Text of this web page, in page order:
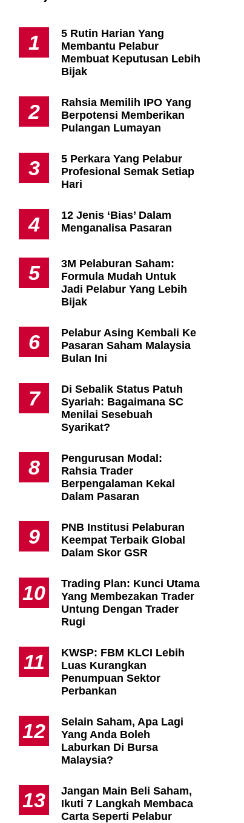
1
5 Rutin Harian Yang
Membantu Pelabur
Membuat Keputusan Lebih
Bijak
2
Rahsia Memilih IPO Yang
Berpotensi Memberikan
Pulangan Lumayan
3
5 Perkara Yang Pelabur
Profesional Semak Setiap
Hari
4
12 Jenis ‘Bias’ Dalam
Menganalisa Pasaran
5
3M Pelaburan Saham:
Formula Mudah Untuk
Jadi Pelabur Yang Lebih
Bijak
6
Pelabur Asing Kembali Ke
Pasaran Saham Malaysia
Bulan Ini
7
Di Sebalik Status Patuh
Syariah: Bagaimana SC
Menilai Sesebuah
Syarikat?
8
Pengurusan Modal:
Rahsia Trader
Berpengalaman Kekal
Dalam Pasaran
9
PNB Institusi Pelaburan
Keempat Terbaik Global
Dalam Skor GSR
10
Trading Plan: Kunci Utama
Yang Membezakan Trader
Untung Dengan Trader
Rugi
11
KWSP: FBM KLCI Lebih
Luas Kurangkan
Penumpuan Sektor
Perbankan
12
Selain Saham, Apa Lagi
Yang Anda Boleh
Laburkan Di Bursa
Malaysia?
13
Jangan Main Beli Saham,
Ikuti 7 Langkah Membaca
Carta Seperti Pelabur
Apa Itu Fundamental Analysis
Yang Selalu Sifu Saham Sebut
Tu?